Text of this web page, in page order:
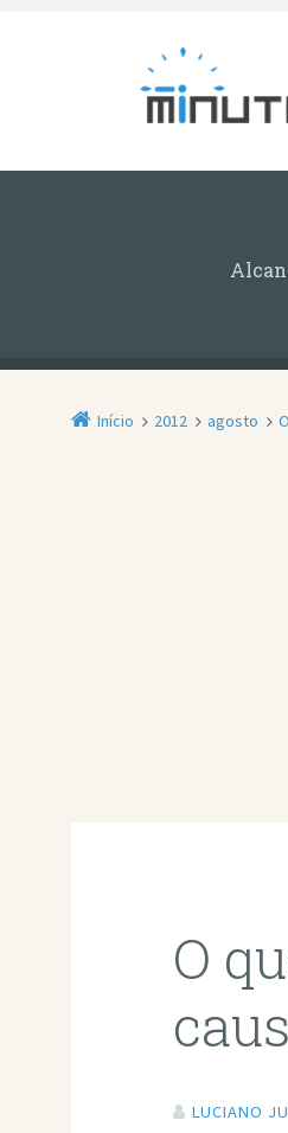
Início 2012 agosto
O
LUCIANO